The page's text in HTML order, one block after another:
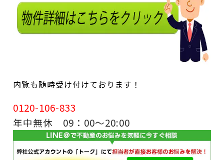
内覧も随時受け付けております！
0120-106-833
年中無休 09：00～20:00